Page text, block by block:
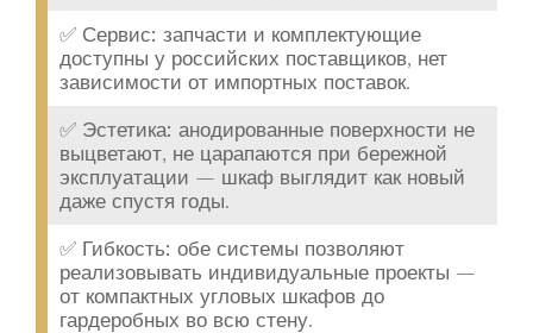
✅ Сервис: запчасти и комплектующие
доступны у российских поставщиков, нет
зависимости от импортных поставок.
✅ Эстетика: анодированные поверхности не
выцветают, не царапаются при бережной
эксплуатации — шкаф выглядит как новый
даже спустя годы.
✅ Гибкость: обе системы позволяют
реализовывать индивидуальные проекты —
от компактных угловых шкафов до
гардеробных во всю стену.